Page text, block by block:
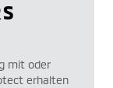
mit oder
erhalten